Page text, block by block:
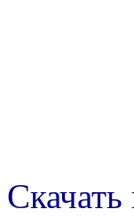
Скачать